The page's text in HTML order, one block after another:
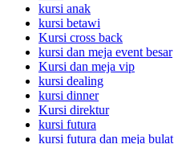
kursi anak
kursi betawi
Kursi cross back
kursi dan meja event besar
Kursi dan meja vip
kursi dealing
kursi dinner
Kursi direktur
kursi futura
kursi futura dan meja bulat